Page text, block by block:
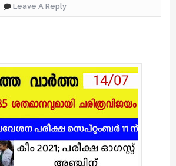
Leave A Reply